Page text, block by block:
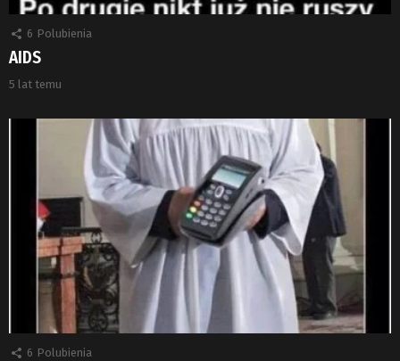
6 Polubienia
AIDS
5 lat temu
6 Polubienia